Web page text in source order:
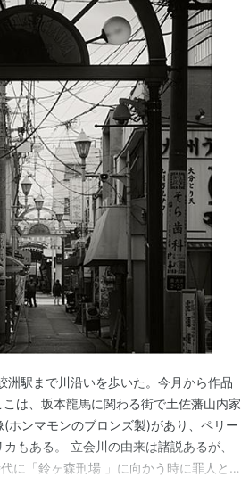
洲駅まで川沿いを歩いた。今月から作品
は、坂本龍馬に関わる街で土佐藩山内家
ホンマモンのブロンズ製)があり、ペリー
もある。 立会川の由来は諸説あるが、
に「鈴ヶ森刑場 」に向かう時に罪人との